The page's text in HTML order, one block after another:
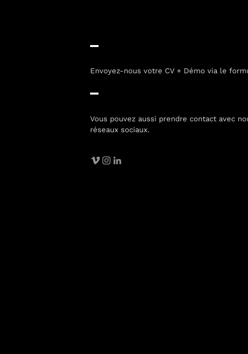
Envoyez-nous votre CV + Démo via le
Vous pouvez aussi prendre contact avec
réseaux sociaux.